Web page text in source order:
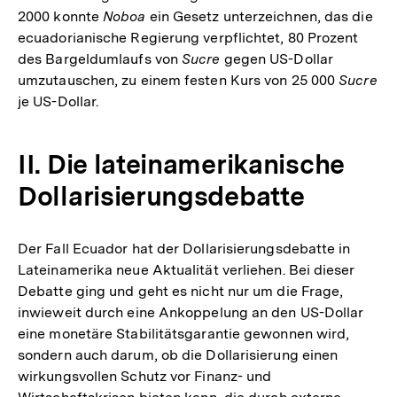
2000 konnte Noboa ein Gesetz unterzeichnen, das die
ecuadorianische Regierung verpflichtet, 80 Prozent
des Bargeldumlaufs vonSucre gegen US-Dollar
umzutauschen, zu einem festen Kurs von 25 000Sucre
je US-Dollar.
II. Die lateinamerikanische
Dollarisierungsdebatte
Der Fall Ecuador hat der Dollarisierungsdebatte in
Lateinamerika neue Aktualität verliehen. Bei dieser
Debatte ging und geht es nicht nur um die Frage,
inwieweit durch eine Ankoppelung an den US-Dollar
eine monetäre Stabilitätsgarantie gewonnen wird,
sondern auch darum, ob die Dollarisierung einen
wirkungsvollen Schutz vor Finanz- und